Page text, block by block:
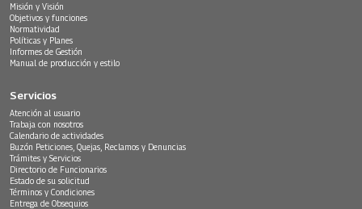
Misión y Visión
Objetivos y funciones
Normatividad
Políticas y Planes
Informes de Gestión
Manual de producción y estilo
Servicios
Atención al usuario
Trabaja con nosotros
Calendario de actividades
Buzón Peticiones, Quejas, Reclamos y Denuncias
Trámites y Servicios
Directorio de Funcionarios
Estado de su solicitud
Términos y Condiciones
Entrega de Obsequios